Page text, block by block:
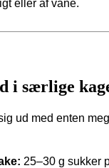
eller af vane.
i særlige
ud med enten
25–30 g sukker